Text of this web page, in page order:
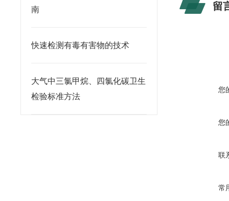
南
快速检测有毒有害物的技术
大气中三氯甲烷、四氯化碳卫生
检验标准方法
留
您
您
联
常